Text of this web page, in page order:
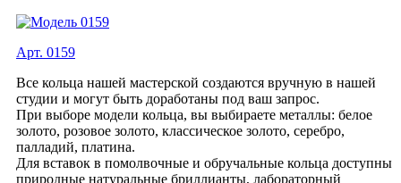
Арт. 0159
Все кольца нашей мастерской создаются вручную в нашей
студии и могут быть доработаны под ваш запрос.
При выборе модели кольца, вы выбираете металлы: белое
золото, розовое золото, классическое золото, серебро,
палладий, платина.
Для вставок в помолвочные и обручальные кольца доступны
природные натуральные бриллианты, лабораторный